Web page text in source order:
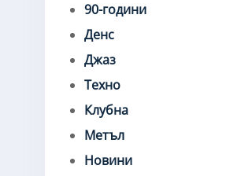
90-години
Денс
Джаз
Техно
Клубна
Метъл
Новини